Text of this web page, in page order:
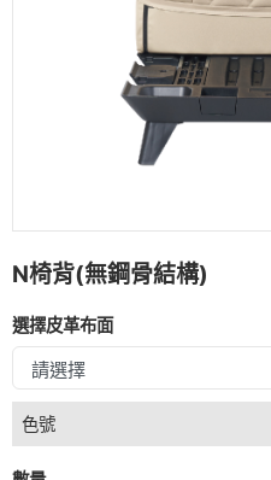
N椅背(無鋼骨結構)
選擇皮革布面
色號